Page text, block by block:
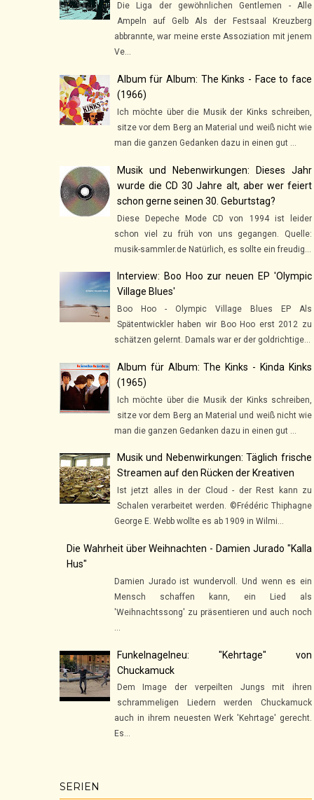
Die Liga der gewöhnlichen Gentlemen - Alle
Ampeln auf Gelb Als der Festsaal Kreuzberg
abbrannte, war meine erste Assoziation mit jenem
Ve...
Album für Album: The Kinks - Face to face
(1966)
Ich möchte über die Musik der Kinks schreiben,
sitze vor dem Berg an Material und weiß nicht wie
man die ganzen Gedanken dazu in einen gut ...
Musik und Nebenwirkungen: Dieses Jahr
wurde die CD 30 Jahre alt, aber wer feiert
schon gerne seinen 30. Geburtstag?
Diese Depeche Mode CD von 1994 ist leider
schon viel zu früh von uns gegangen. Quelle:
musik-sammler.de Natürlich, es sollte ein freudig...
Interview: Boo Hoo zur neuen EP 'Olympic
Village Blues'
Boo Hoo - Olympic Village Blues EP Als
Spätentwickler haben wir Boo Hoo erst 2012 zu
schätzen gelernt. Damals war er der goldrichtige...
Album für Album: The Kinks - Kinda Kinks
(1965)
Ich möchte über die Musik der Kinks schreiben,
sitze vor dem Berg an Material und weiß nicht wie
man die ganzen Gedanken dazu in einen gut ...
Musik und Nebenwirkungen: Täglich frische
Streamen auf den Rücken der Kreativen
Ist jetzt alles in der Cloud - der Rest kann zu
Schalen verarbeitet werden. ©Frédéric Thiphagne
George E. Webb wollte es ab 1909 in Wilmi...
Die Wahrheit über Weihnachten - Damien Jurado "Kalla
Hus"
Damien Jurado ist wundervoll. Und wenn es ein
Mensch schaffen kann, ein Lied als
'Weihnachtssong' zu präsentieren und auch noch
...
Funkelnagelneu: "Kehrtage" von
Chuckamuck
Dem Image der verpeilten Jungs mit ihren
schrammeligen Liedern werden Chuckamuck
auch in ihrem neuesten Werk 'Kehrtage' gerecht.
Es...
SERIEN